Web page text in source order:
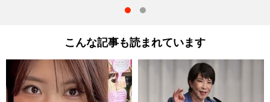
こんな記事も読まれています